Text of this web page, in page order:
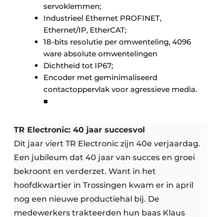
servoklemmen;
Industrieel Ethernet PROFINET,
Ethernet/IP, EtherCAT;
18-bits resolutie per omwenteling, 4096
ware absolute omwentelingen
Dichtheid tot IP67;
Encoder met geminimaliseerd
contactoppervlak voor agressieve media.
■
TR Electronic: 40 jaar succesvol
Dit jaar viert TR Electronic zijn 40e verjaardag.
Een jubileum dat 40 jaar van succes en groei
bekroont en verderzet. Want in het
hoofdkwartier in Trossingen kwam er in april
nog een nieuwe productiehal bij. De
medewerkers trakteerden hun baas Klaus